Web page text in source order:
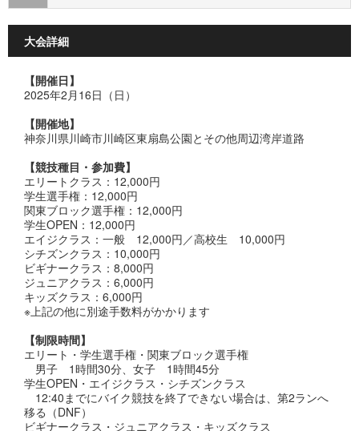
大会詳細
【開催日】
2025年2月16日（日）
【開催地】
神奈川県川崎市川崎区東扇島公園とその他周辺湾岸道路
【競技種目・参加費】
エリートクラス：12,000円
学生選手権：12,000円
関東ブロック選手権：12,000円
学生OPEN：12,000円
エイジクラス：一般 12,000円／高校生 10,000円
シチズンクラス：10,000円
ビギナークラス：8,000円
ジュニアクラス：6,000円
キッズクラス：6,000円
※上記の他に別途手数料がかかります
【制限時間】
エリート・学生選手権・関東ブロック選手権
男子 1時間30分、女子 1時間45分
学生OPEN・エイジクラス・シチズンクラス
12:40までにバイク競技を終了できない場合は、第2ランへ
移る（DNF）
ビギナークラス・ジュニアクラス・キッズクラス